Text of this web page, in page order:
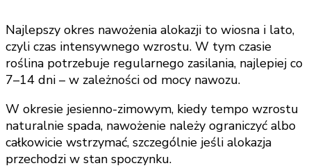
Najlepszy okres nawożenia alokazji to wiosna i lato,
czyli czas intensywnego wzrostu. W tym czasie
roślina potrzebuje regularnego zasilania, najlepiej co
7–14 dni – w zależności od mocy nawozu.
W okresie jesienno-zimowym, kiedy tempo wzrostu
naturalnie spada, nawożenie należy ograniczyć albo
całkowicie wstrzymać, szczególnie jeśli alokazja
przechodzi w stan spoczynku.